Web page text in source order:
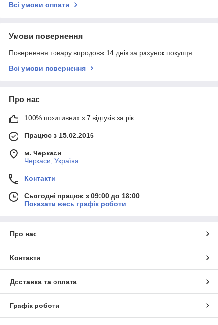
Всі умови оплати
Умови повернення
Повернення товару впродовж 14 днів за рахунок покупця
Всі умови повернення
Про нас
100% позитивних з 7 відгуків за рік
Працює з 15.02.2016
м. Черкаси
Черкаси, Україна
Контакти
Сьогодні працює з 09:00 до 18:00
Показати весь графік роботи
Про нас
Контакти
Доставка та оплата
Графік роботи